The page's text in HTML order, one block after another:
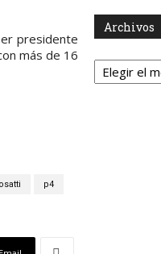
presidente
más de 16
p4
Archivos
Archivos